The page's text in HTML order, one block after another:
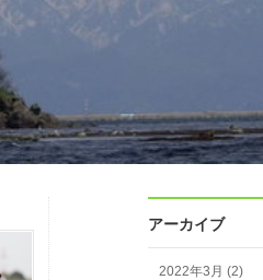
アーカイブ
2022年3月 (2)